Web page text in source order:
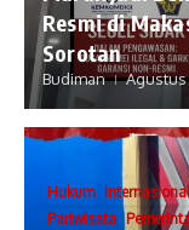
Resmi di
Sorotan
Budiman Agustus
Hukum Internasional
Pariwisata